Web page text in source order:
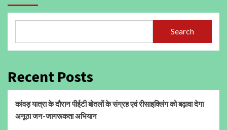
Search
Recent Posts
कांवड़ यात्रा के दौरान पीईटी बोतलों के संग्रह एवं रीसाइक्लिंग को बढ़ावा देगा
अनूठा जन-जागरूकता अभियान